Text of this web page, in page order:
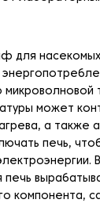
для насекомых
микроволновой
может
а также
печь,
печь
компонента,